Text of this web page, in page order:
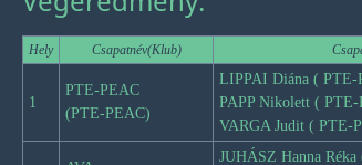
Hely Csapatnév(Klub)
1
PTE-PEAC
(PTE-PEAC)
LIPPAI Diána ( PTE-
PAPP Nikolett ( PTE-
VARGA Judit ( PTE-
JUHÁSZ Hanna Réka